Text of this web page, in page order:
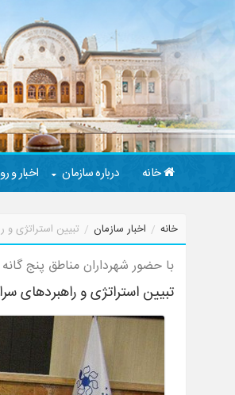
خانه درباره سازمان اخبار و
خانه اخبار سازمان تبیین استراتژی
با حضور شهرداران مناطق پنج گانه
تبیین استراتژی و راهبردهای